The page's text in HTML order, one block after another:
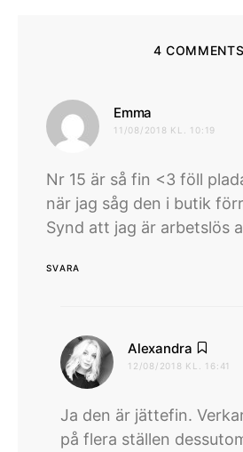
4 COMMENTS
Emma
11/08/2018 KL. 10:19
Nr 15 är så fin <3 föll
när jag såg den i butik
Synd att jag är arbetslös
SVARA
Alexandra
12/08/2018 KL. 16:41
Ja den är jättefin.
på flera ställen